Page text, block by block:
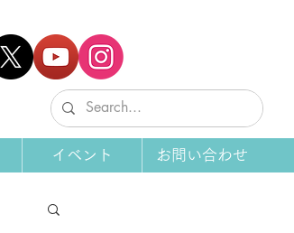
イベント お問い合わせ